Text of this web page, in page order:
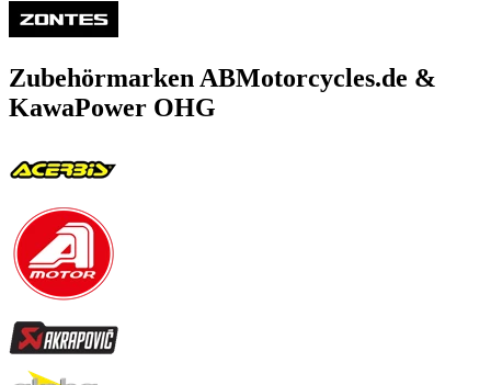
Zubehörmarken ABMotorcycles.de &
KawaPower OHG